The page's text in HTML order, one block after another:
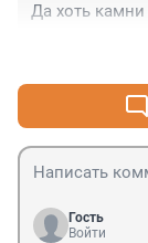
Да хоть
Гость
Войти